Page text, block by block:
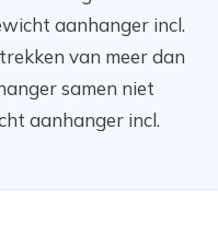
aanhanger incl.
van meer dan
samen niet
aanhanger incl.